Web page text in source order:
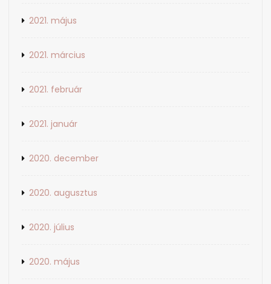
2021. május
2021. március
2021. február
2021. január
2020. december
2020. augusztus
2020. július
2020. május